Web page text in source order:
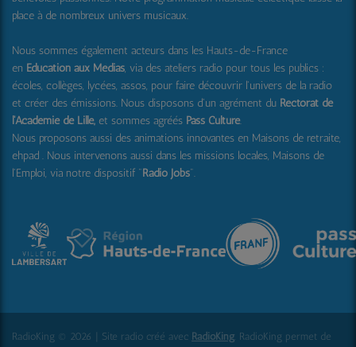
place à de nombreux univers musicaux.
Nous sommes également acteurs dans les Hauts-de-France
en Education aux Médias, via des ateliers radio pour tous les publics :
écoles, collèges, lycées, assos, pour faire découvrir l'univers de la radio
et créer des émissions. Nous disposons d'un agrément du Rectorat de
l'Académie de Lille, et sommes agréés Pass Culture.
Nous proposons aussi des animations innovantes en Maisons de retraite,
ehpad . Nous intervenons aussi dans les missions locales, Maisons de
l'Emploi, via notre dispositif "Radio Jobs".
RadioKing © 2026 | Site radio créé avec RadioKing . RadioKing permet de